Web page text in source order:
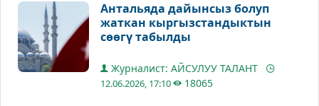
Антальяда дайынсыз болуп
жаткан кыргызстандыктын
сөөгү табылды
Журналист: АЙСУЛУУ ТАЛАНТ
12.06.2026, 17:10 18065